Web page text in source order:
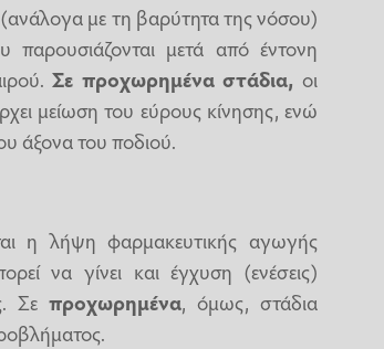
(ανάλογα με τη βαρύτητα της νόσου)
μετά από έντονη
Σε προχωρημένα στάδια, οι
μείωση του εύρους κίνησης, ενώ
άξονα του ποδιού.
η λήψη φαρμακευτικής αγωγής
να γίνει και έγχυση (ενέσεις)
Σε προχωρημένα, όμως, στάδια